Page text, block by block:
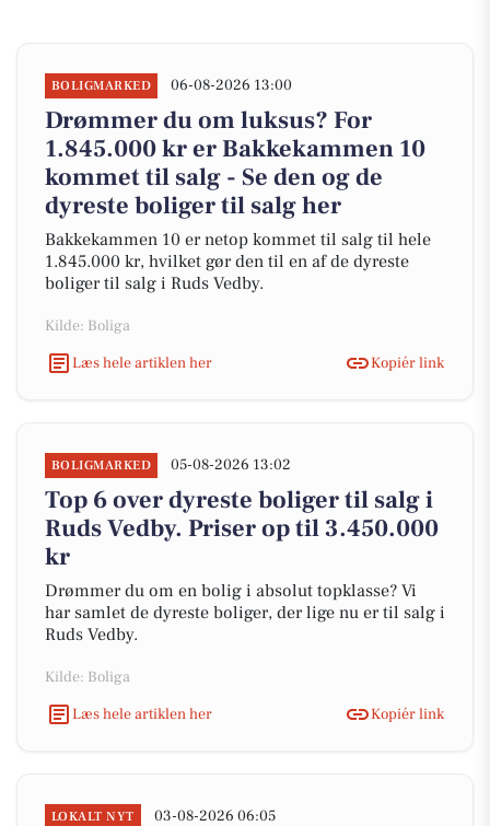
BOLIGMARKED 06-08-2026 13:00
Drømmer du om luksus? For
1.845.000 kr er Bakkekammen 10
kommet til salg - Se den og de
dyreste boliger til salg her
Bakkekammen 10 er netop kommet til salg til hele
1.845.000 kr, hvilket gør den til en af de dyreste
boliger til salg i Ruds Vedby.
Kilde: Boliga
Læs hele artiklen her
Kopiér link
BOLIGMARKED 05-08-2026 13:02
Top 6 over dyreste boliger til salg i
Ruds Vedby. Priser op til 3.450.000
kr
Drømmer du om en bolig i absolut topklasse? Vi
har samlet de dyreste boliger, der lige nu er til salg i
Ruds Vedby.
Kilde: Boliga
Læs hele artiklen her
Kopiér link
LOKALT NYT 03-08-2026 06:05